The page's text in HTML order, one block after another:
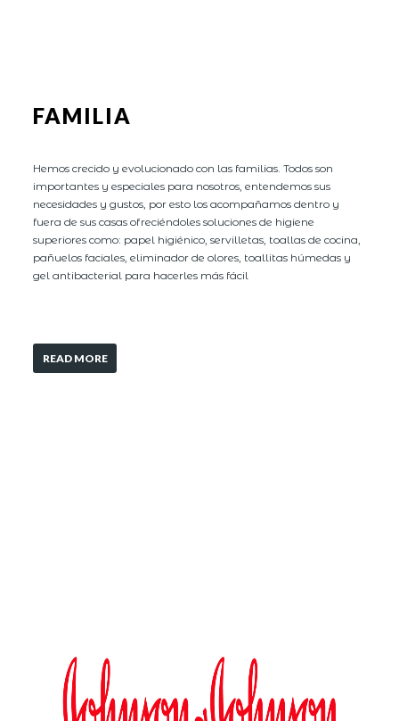
FAMILIA
Hemos crecido y evolucionado con las familias. Todos son
importantes y especiales para nosotros, entendemos sus
necesidades y gustos, por esto los acompañamos dentro y
fuera de sus casas ofreciéndoles soluciones de higiene
superiores como: papel higiénico, servilletas, toallas de cocina,
pañuelos faciales, eliminador de olores, toallitas húmedas y
gel antibacterial para hacerles más fácil
READ MORE